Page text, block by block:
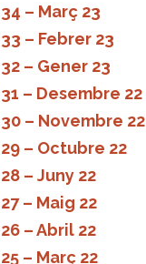
– Març 23
– Febrer 23
– Gener 23
– Desembre 22
– Novembre 22
– Octubre 22
– Juny 22
– Maig 22
– Abril 22
– Març 22